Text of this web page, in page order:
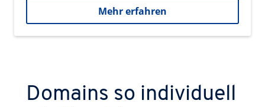
Mehr erfahren
Domains so individuell